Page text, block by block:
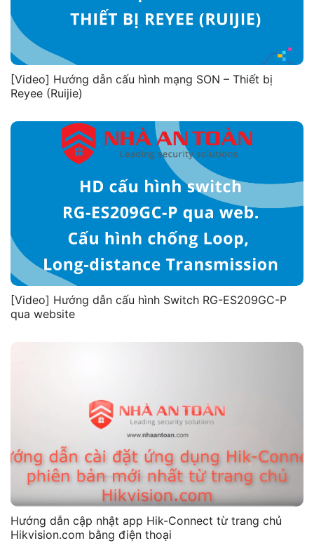
[Video] Hướng dẫn cấu hình mạng SON – Thiết bị
Reyee (Ruijie)
[Video] Hướng dẫn cấu hình Switch RG-ES209GC-P
qua website
Hướng dẫn cập nhật app Hik-Connect từ trang chủ
Hikvision.com bằng điện thoại